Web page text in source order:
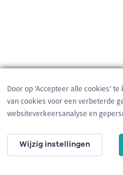
200 m
Door op 'Accepteer alle cookies'
van cookies voor een verbeterde
websiteverkeersanalyse en
Wijzig instellingen